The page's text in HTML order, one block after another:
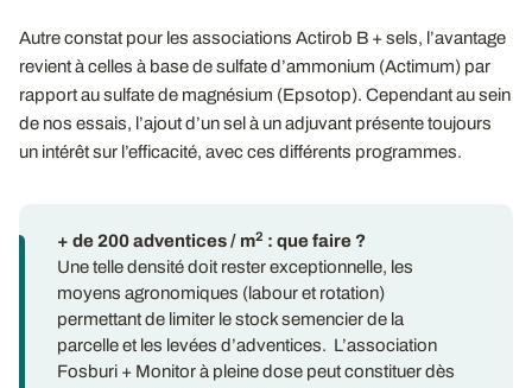
Autre constat pour les associations Actirob B + sels, l’avantage
revient à celles à base de sulfate d’ammonium (Actimum) par
rapport au sulfate de magnésium (Epsotop). Cependant au sein
de nos essais, l’ajout d’un sel à un adjuvant présente toujours
un intérêt sur l’efficacité, avec ces différents programmes.
+ de 200 adventices / m2 : que faire ?
Une telle densité doit rester exceptionnelle, les
moyens agronomiques (labour et rotation)
permettant de limiter le stock semencier de la
parcelle et les levées d’adventices. L’association
Fosburi + Monitor à pleine dose peut constituer dès